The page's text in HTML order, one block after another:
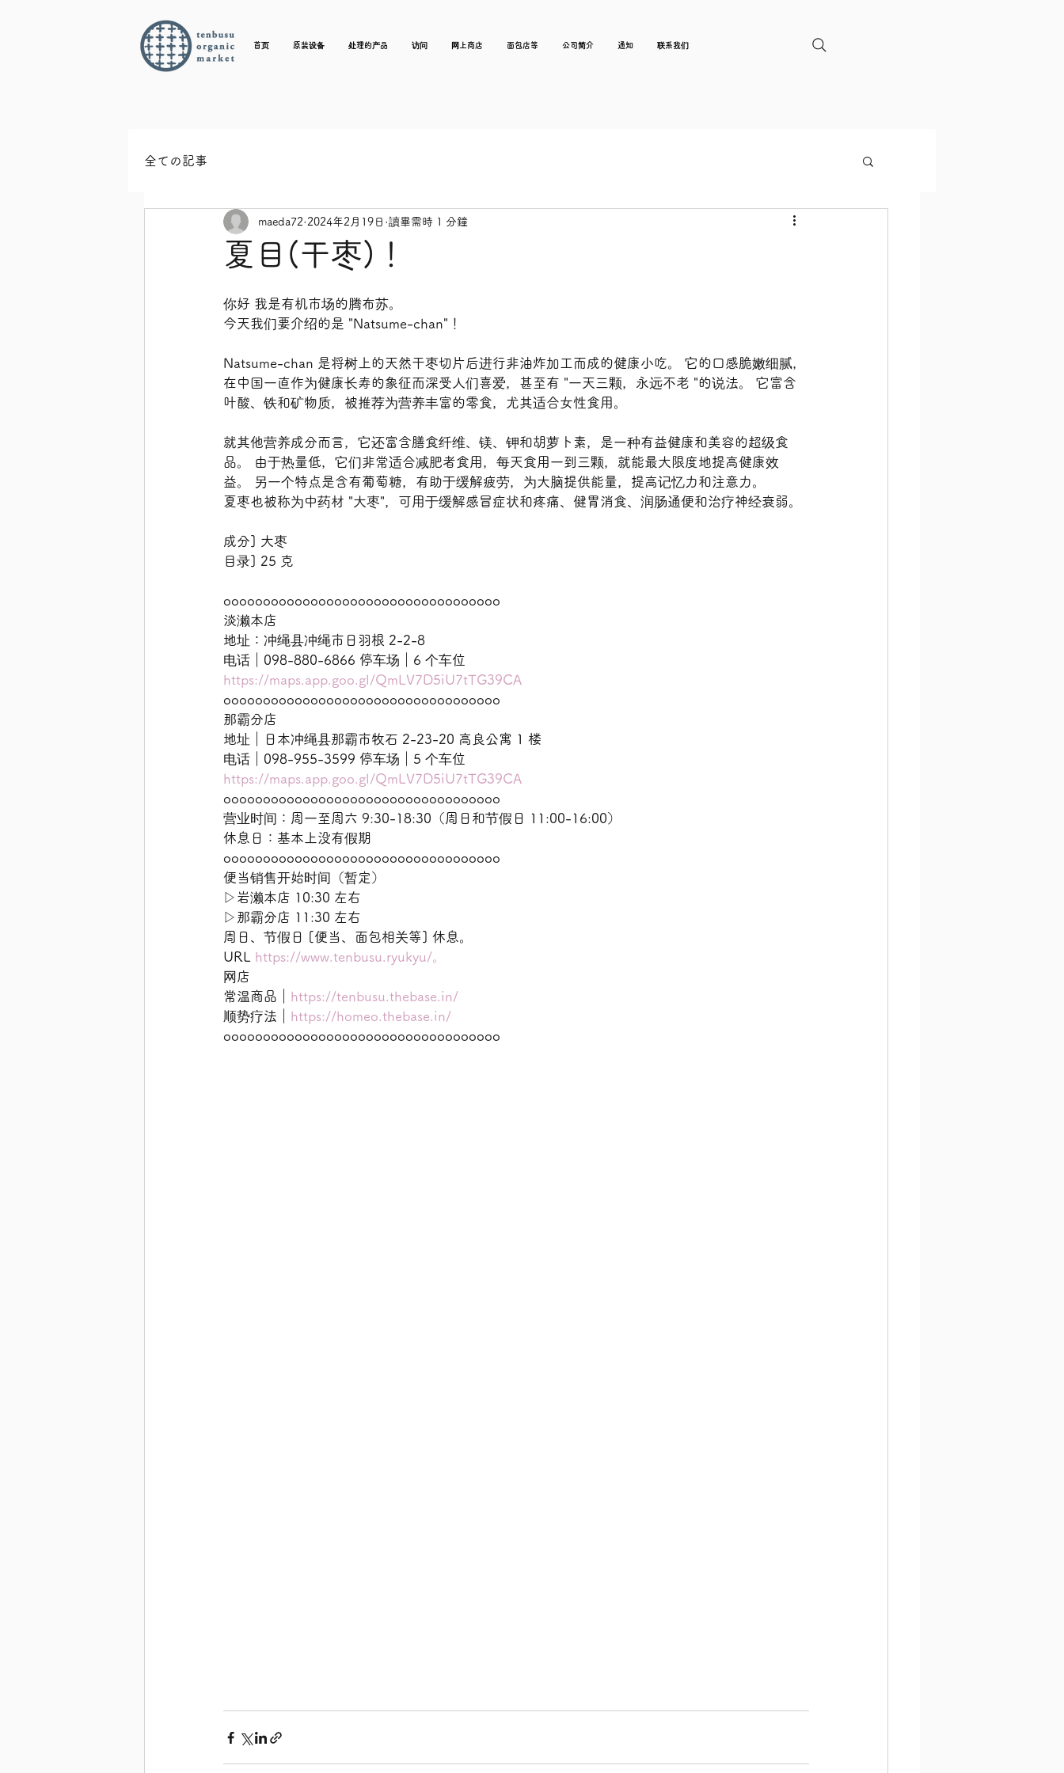
首页 原装设备 处理的产品 访问 网上商店 面包店等 公司简介 通知 联系我们
全ての記事
夏目(干枣)！
maeda72 2024年2月19日 讀畢需時 1 分鐘
你好 我是有机市场的腾布苏。
今天我们要介绍的是 "Natsume-chan"！
Natsume-chan 是将树上的天然干枣切片后进行非油炸加工而成的健康小吃。 它的口感脆嫩细腻，
在中国一直作为健康长寿的象征而深受人们喜爱，甚至有 "一天三颗，永远不老 "的说法。 它富含
叶酸、铁和矿物质，被推荐为营养丰富的零食，尤其适合女性食用。
就其他营养成分而言，它还富含膳食纤维、镁、钾和胡萝卜素，是一种有益健康和美容的超级食
品。 由于热量低，它们非常适合减肥者食用，每天食用一到三颗，就能最大限度地提高健康效
益。 另一个特点是含有葡萄糖，有助于缓解疲劳，为大脑提供能量，提高记忆力和注意力。
夏枣也被称为中药材 "大枣"，可用于缓解感冒症状和疼痛、健胃消食、润肠通便和治疗神经衰弱。
成分] 大枣
目录] 25 克
ooooooooooooooooooooooooooooooooooo
淡濑本店
地址：冲绳县冲绳市日羽根 2-2-8
电话｜098-880-6866 停车场｜6 个车位
https://maps.app.goo.gl/QmLV7D5iU7tTG39CA
ooooooooooooooooooooooooooooooooooo
那霸分店
地址｜日本冲绳县那霸市牧石 2-23-20 高良公寓 1 楼
电话｜098-955-3599 停车场｜5 个车位
https://maps.app.goo.gl/QmLV7D5iU7tTG39CA
ooooooooooooooooooooooooooooooooooo
营业时间：周一至周六 9:30-18:30（周日和节假日 11:00-16:00）
休息日：基本上没有假期
ooooooooooooooooooooooooooooooooooo
便当销售开始时间（暂定）
▷岩濑本店 10:30 左右
▷那霸分店 11:30 左右
周日、节假日 [便当、面包相关等] 休息。
URL https://www.tenbusu.ryukyu/。
网店
常温商品｜ https://tenbusu.thebase.in/
顺势疗法｜ https://homeo.thebase.in/
ooooooooooooooooooooooooooooooooooo